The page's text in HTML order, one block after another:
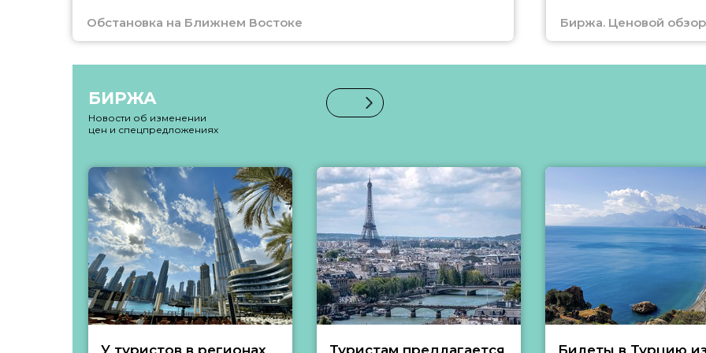
Обстановка на Ближнем Востоке Биржа. Ценовой обзор
БИРЖА
Новости об изменении
цен и спецпредложениях